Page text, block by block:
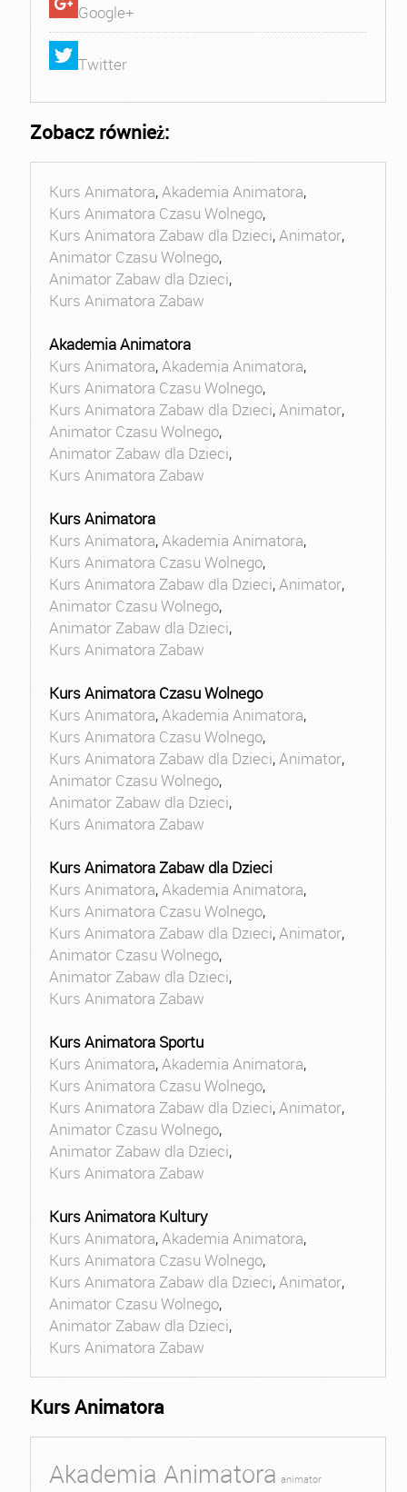
Google+
Twitter
Zobacz również:
Kurs Animatora,Akademia Animatora,
Kurs Animatora Czasu Wolnego,
Kurs Animatora Zabaw dla Dzieci,Animator,
Animator Czasu Wolnego,
Animator Zabaw dla Dzieci,
Kurs Animatora Zabaw
Akademia Animatora
Kurs Animatora,Akademia Animatora,
Kurs Animatora Czasu Wolnego,
Kurs Animatora Zabaw dla Dzieci,Animator,
Animator Czasu Wolnego,
Animator Zabaw dla Dzieci,
Kurs Animatora Zabaw
Kurs Animatora
Kurs Animatora,Akademia Animatora,
Kurs Animatora Czasu Wolnego,
Kurs Animatora Zabaw dla Dzieci,Animator,
Animator Czasu Wolnego,
Animator Zabaw dla Dzieci,
Kurs Animatora Zabaw
Kurs Animatora Czasu Wolnego
Kurs Animatora,Akademia Animatora,
Kurs Animatora Czasu Wolnego,
Kurs Animatora Zabaw dla Dzieci,Animator,
Animator Czasu Wolnego,
Animator Zabaw dla Dzieci,
Kurs Animatora Zabaw
Kurs Animatora Zabaw dla Dzieci
Kurs Animatora,Akademia Animatora,
Kurs Animatora Czasu Wolnego,
Kurs Animatora Zabaw dla Dzieci,Animator,
Animator Czasu Wolnego,
Animator Zabaw dla Dzieci,
Kurs Animatora Zabaw
Kurs Animatora Sportu
Kurs Animatora,Akademia Animatora,
Kurs Animatora Czasu Wolnego,
Kurs Animatora Zabaw dla Dzieci,Animator,
Animator Czasu Wolnego,
Animator Zabaw dla Dzieci,
Kurs Animatora Zabaw
Kurs Animatora Kultury
Kurs Animatora,Akademia Animatora,
Kurs Animatora Czasu Wolnego,
Kurs Animatora Zabaw dla Dzieci,Animator,
Animator Czasu Wolnego,
Animator Zabaw dla Dzieci,
Kurs Animatora Zabaw
Kurs Animatora
Akademia Animatora animator